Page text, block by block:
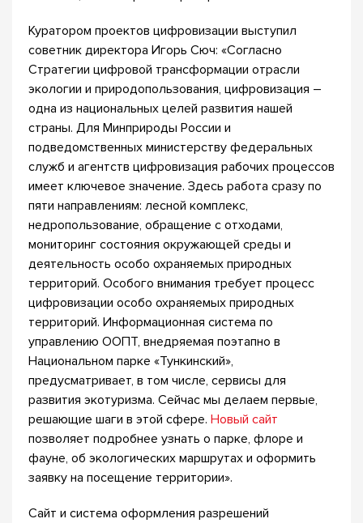
Куратором проектов цифровизации выступил
советник директора Игорь Сюч: «Согласно
Стратегии цифровой трансформации отрасли
экологии и природопользования, цифровизация –
одна из национальных целей развития нашей
страны. Для Минприроды России и
подведомственных министерству федеральных
служб и агентств цифровизация рабочих процессов
имеет ключевое значение. Здесь работа сразу по
пяти направлениям: лесной комплекс,
недропользование, обращение с отходами,
мониторинг состояния окружающей среды и
деятельность особо охраняемых природных
территорий. Особого внимания требует процесс
цифровизации особо охраняемых природных
территорий. Информационная система по
управлению ООПТ, внедряемая поэтапно в
Национальном парке «Тункинский»,
предусматривает, в том числе, сервисы для
развития экотуризма. Сейчас мы делаем первые,
решающие шаги в этой сфере. Новый сайт
позволяет подробнее узнать о парке, флоре и
фауне, об экологических маршрутах и оформить
заявку на посещение территории».
Сайт и система оформления разрешений